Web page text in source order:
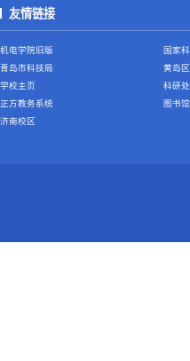
友情链接
机电学院旧版 国家
青岛市科技局
黄岛
学校主页
科研处
正方教务系统
图书馆
济南校区